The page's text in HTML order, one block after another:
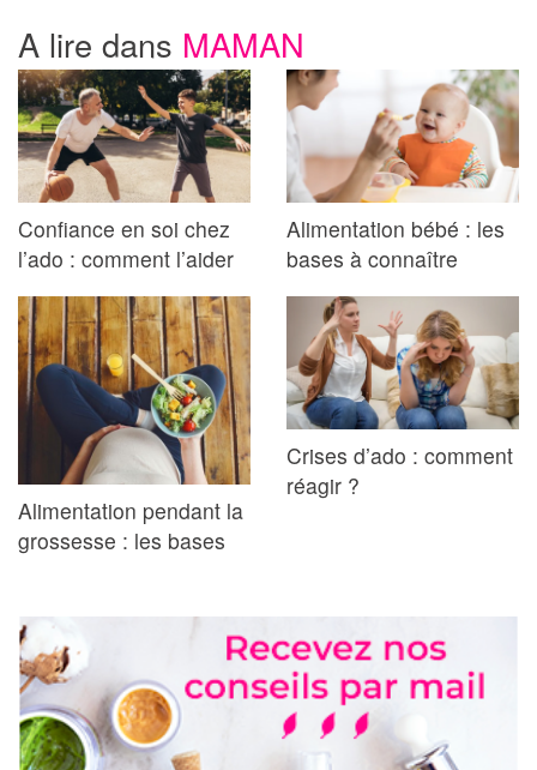
A lire dans MAMAN
Confiance en soi chez
l’ado : comment l’aider
Alimentation bébé : les
bases à connaître
Alimentation pendant la
grossesse : les bases
Crises d’ado : comment
réagir ?